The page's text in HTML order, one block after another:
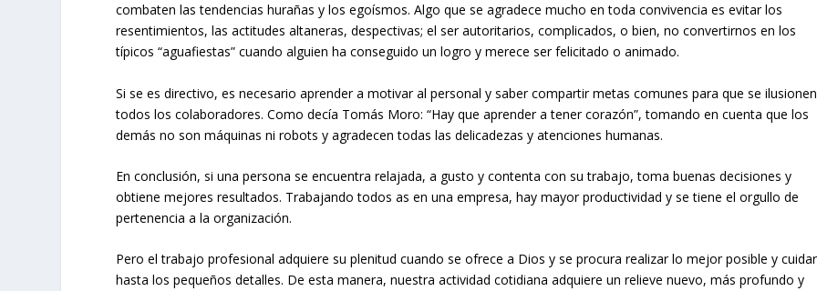
combaten las tendencias hurañas y los egoísmos. Algo que se agradece mucho en toda convivencia es evitar los
resentimientos, las actitudes altaneras, despectivas; el ser autoritarios, complicados, o bien, no convertirnos en los
típicos “aguafiestas” cuando alguien ha conseguido un logro y merece ser felicitado o animado.
Si se es directivo, es necesario aprender a motivar al personal y saber compartir metas comunes para que se ilusionen
todos los colaboradores. Como decía Tomás Moro: “Hay que aprender a tener corazón”, tomando en cuenta que los
demás no son máquinas ni robots y agradecen todas las delicadezas y atenciones humanas.
En conclusión, si una persona se encuentra relajada, a gusto y contenta con su trabajo, toma buenas decisiones y
obtiene mejores resultados. Trabajando todos as en una empresa, hay mayor productividad y se tiene el orgullo de
pertenencia a la organización.
Pero el trabajo profesional adquiere su plenitud cuando se ofrece a Dios y se procura realizar lo mejor posible y cuidar
hasta los pequeños detalles. De esta manera, nuestra actividad cotidiana adquiere un relieve nuevo, más profundo y